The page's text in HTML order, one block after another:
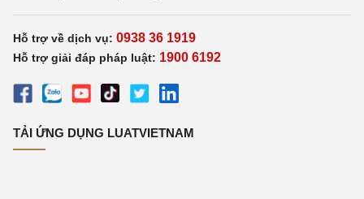
Hỗ trợ về dịch vụ: 0938 36 1919
Hỗ trợ giải đáp pháp luật: 1900 6192
TẢI ỨNG DỤNG LUATVIETNAM